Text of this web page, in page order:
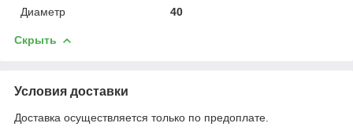
Диаметр
40
Скрыть
Условия доставки
Доставка осуществляется только по предоплате.